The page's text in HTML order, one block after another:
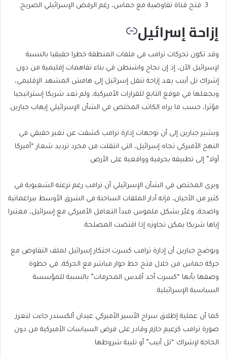
فتح قناة تفاوضية مع حماس، رغم الرفض الإسرائيلي الصريح.
إزاحة إسرائيل
وقد تكون تحركات ترامب في ملفات المنطقة خطرا حقيقيا بالنسبة
لإسرائيل الآن، إذ إن نجاح واشنطن في بناء تفاهمات إقليمية من دون
إشراك تل أبيب يعد إزاحة تنقل إسرائيل إلى هامش المشهد الإقليمي،
ويجعلها في موقع التابع للقرارات الأميركية، ولم تعد شريكا إستراتيجيا
مؤثرا، حسب ما يراه الكاتب المختص في الشأن الإسرائيلي إيهاب جبارين.
ويشير جبارين إلى أن توجهات إدارة ترامب كشفت عن تغير حقيقي في
النهج الأميركي تجاه إسرائيل، التي انتقلت من مجرد ترديد شعار “أميركا
أولا” إلى تطبيقه بحرفية وواقعية على الأرض.
ويرى المختص في الشأن الإسرائيلي أن ترامب رغم نزعته الشعبوية في
كثير من الأحيان، فإنه أدار الملفات الساخنة في الشرق الأوسط ببراغماتية
واضحة، وغيّر بشكل ملموس مبدأ التعامل الأميركي مع إسرائيل، معتبرا
إياها شريكا يمكن تجاوزه إذا اقتضت المصلحة.
ويوضح جبارين أن إدارة ترامب كسرت احتكار إسرائيل لملف التفاوض مع
حركة حماس من خلال فتح خط حوار مباشر مع الحركة، في خطوة
وصفها بأنها “كسرت أحد أقدس المحرمات” بالنسبة للمؤسسة
السياسية الإسرائيلية.
كما أن عملية إطلاق سراح الأسير الأميركي عيدان ألكسندر جاءت لتعزز
صورة ترامب كزعيم حازم وقادر على فرض السياسات الأميركية من دون
الحاجة لإشراك “تل أبيب” أو تلبية شروطها.